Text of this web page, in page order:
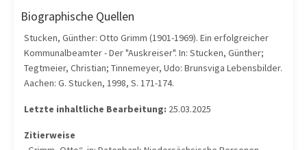
Biographische Quellen
Stucken, Günther: Otto Grimm (1901-1969). Ein erfolgreicher
Kommunalbeamter - Der "Auskreiser". In: Stucken, Günther;
Tegtmeier, Christian; Tinnemeyer, Udo: Brunsviga Lebensbilder.
Aachen: G. Stucken, 1998, S. 171-174.
Letzte inhaltliche Bearbeitung: 25.03.2025
Zitierweise